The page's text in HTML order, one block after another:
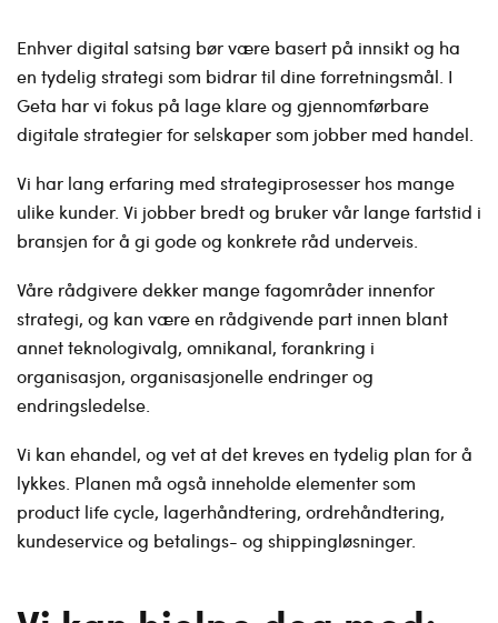
Enhver digital satsing bør være basert på innsikt og ha
en tydelig strategi som bidrar til dine forretningsmål. I
Geta har vi fokus på lage klare og gjennomførbare
digitale strategier for selskaper som jobber med handel.
Vi har lang erfaring med strategiprosesser hos mange
ulike kunder. Vi jobber bredt og bruker vår lange fartstid i
bransjen for å gi gode og konkrete råd underveis.
Våre rådgivere dekker mange fagområder innenfor
strategi, og kan være en rådgivende part innen blant
annet teknologivalg, omnikanal, forankring i
organisasjon, organisasjonelle endringer og
endringsledelse.
Vi kan ehandel, og vet at det kreves en tydelig plan for å
lykkes. Planen må også inneholde elementer som
product life cycle, lagerhåndtering, ordrehåndtering,
kundeservice og betalings- og shippingløsninger.